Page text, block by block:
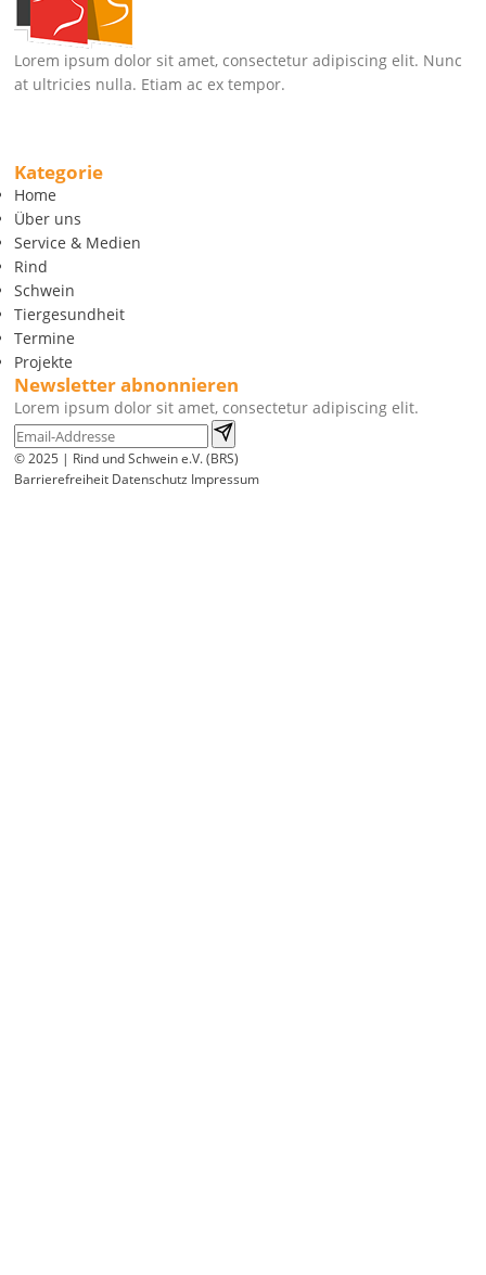
Lorem ipsum dolor sit amet, consectetur adipiscing elit. Nunc
at ultricies nulla. Etiam ac ex tempor.
Kategorie
Home
Über uns
Service & Medien
Rind
Schwein
Tiergesundheit
Termine
Projekte
Newsletter abnonnieren
Lorem ipsum dolor sit amet, consectetur adipiscing elit.
© 2025 | Rind und Schwein e.V. (BRS)
Barrierefreiheit Datenschutz Impressum